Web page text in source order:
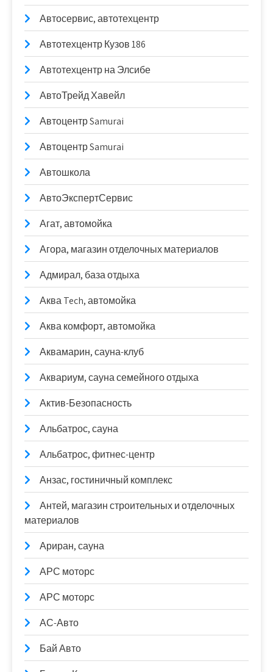
Автосервис, автотехцентр
Автотехцентр Кузов 186
Автотехцентр на Элсибе
АвтоТрейд Хавейл
Автоцентр Samurai
Автоцентр Samurai
Автошкола
АвтоЭкспертСервис
Агат, автомойка
Агора, магазин отделочных материалов
Адмирал, база отдыха
Аква Tech, автомойка
Аква комфорт, автомойка
Аквамарин, сауна-клуб
Аквариум, сауна семейного отдыха
Актив-Безопасность
Альбатрос, сауна
Альбатрос, фитнес-центр
Анзас, гостиничный комплекс
Антей, магазин строительных и отделочных
материалов
Ариран, сауна
АРС моторс
АРС моторс
АС-Авто
Бай Авто